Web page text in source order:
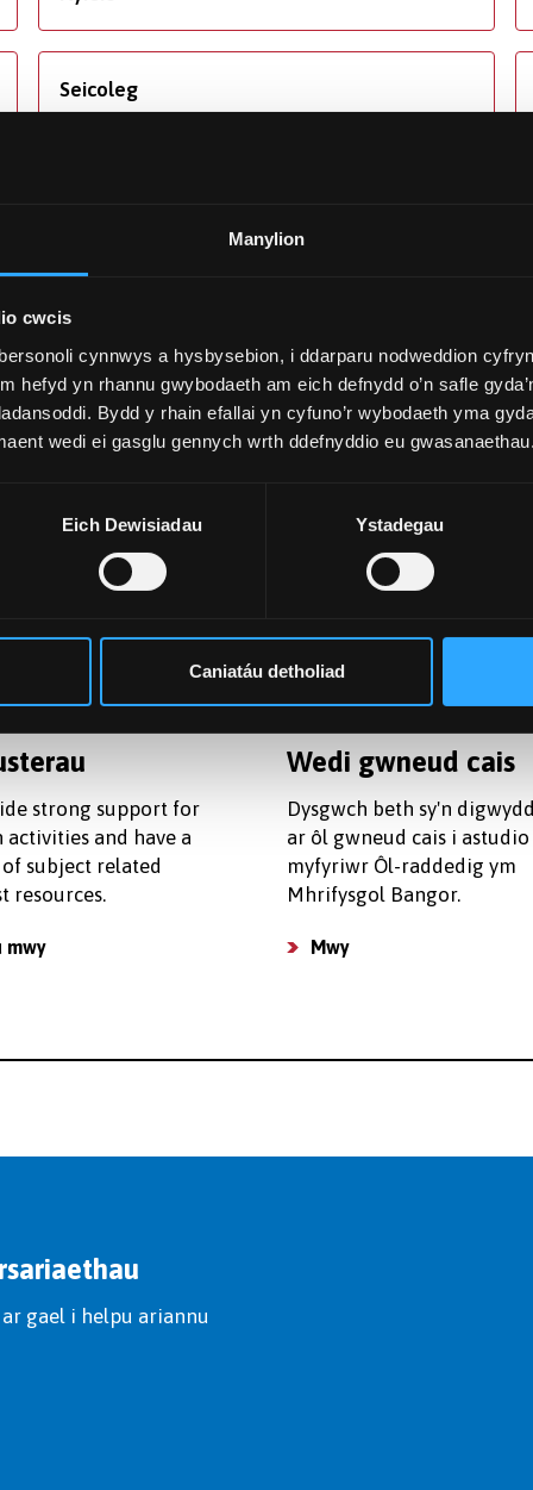
Manylion
cwcis
cynnwys a hysbysebion, i ddarparu nodweddion
hefyd yn rhannu gwybodaeth am eich defnydd o’n safle
Bydd y rhain efallai yn cyfuno’r wybodaeth yma
wedi ei gasglu gennych wrth ddefnyddio eu
Eich Dewisiadau Ystadegau
Caniatáu detholiad
Seicoleg
mwy am ein
a chostau byw er
allu llunio cyllideb a
Rydym yn cynnig llety
benodi ar gyfer myfyrwyr
raddedig mewn
safon.
strong support for
activities and have a
subject related
resources.
mwy
Wedi gwneud cais
Dysgwch beth sy'n
ar ôl gwneud cais i
myfyriwr Ôl-raddedig ym
Mhrifysgol Bangor.
Mwy
gael i helpu ariannu